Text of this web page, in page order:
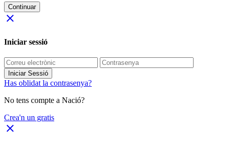
Continuar
close
Iniciar sessió
Iniciar Sessió
Has oblidat la contrasenya?
No tens compte a Nació?
Crea'n un gratis
close